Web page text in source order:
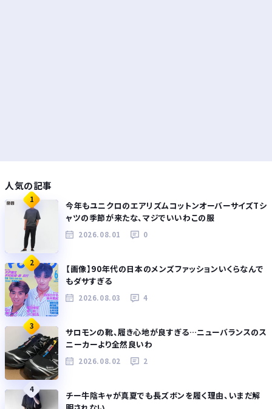
人気の記事
1
今年もユニクロのエアリズムコットンオーバーサイズTシ
ャツの季節が来たな、マジでいいわこの服
2026.08.01 0
2
【画像】90年代の日本のメンズファッションいくらなんで
もダサすぎる
2026.08.03 4
3
サロモンの靴、履き心地が良すぎる…ニューバランスのス
ニーカーより全然良いわ
2026.08.02 2
4
チー牛陰キャが真夏でも長ズボンを履く理由、いまだ解